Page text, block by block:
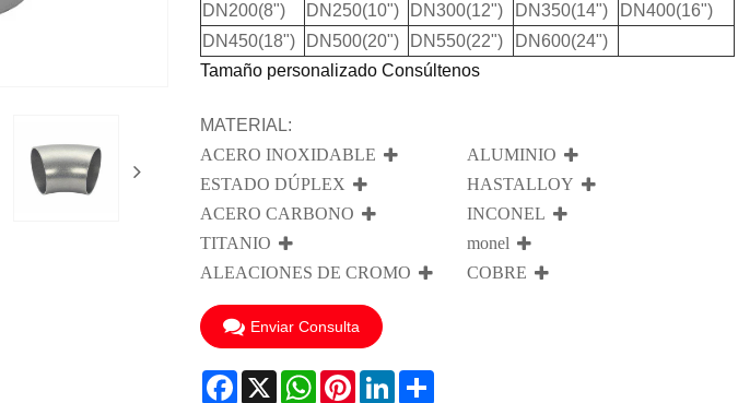
DN200(8")
DN250(10") DN300(12") DN350(14")
DN400(16")
DN450(18")
DN500(20") DN550(22")
DN600(24")
Tamaño personalizado Consúltenos
MATERIAL:
ACERO INOXIDABLE
ESTADO DÚPLEX
ACERO CARBONO
TITANIO
ALEACIONES DE CROMO
ALUMINIO
HASTALLOY
INCONEL
monel
COBRE
Enviar Consulta
Facebook
X WhatsApp
PinterestLinkedInShare